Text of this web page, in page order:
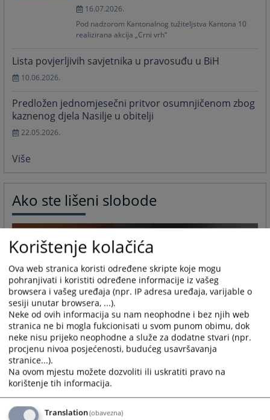
16.07.2026.
Pod nadzorom Kantonalnog tužiteljstva Kantona 10
realizirana akcija „Crni vrh“
Lista povjerljivih savjetnika u pravosuđu u BiH
10.06.2026.
Predložen jednomjesečni pritvor osumnjičenom zbog
kaznenog djela Nasilje u obitelji
22.05.2026.
Više
Ako ste lišeni slobode
Korištenje kolačića
Ova web stranica koristi određene skripte koje mogu
pohranjivati i koristiti određene informacije iz vašeg
browsera i vašeg uređaja (npr. IP adresa uređaja, varijable o
sesiji unutar browsera, ...).
Neke od ovih informacija su nam neophodne i bez njih web
stranica ne bi mogla fukcionisati u svom punom obimu, dok
neke nisu prijeko neophodne a služe za dodatne stvari (npr.
procjenu nivoa posjećenosti, budućeg usavršavanja
stranice...).
Na ovom mjestu možete dozvoliti ili uskratiti pravo na
korištenje tih informacija.
Translation(obavezna)